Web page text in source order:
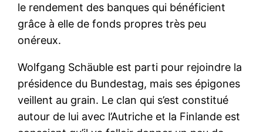
le rendement des banques qui bénéficient
grâce à elle de fonds propres très peu
onéreux.
Wolfgang Schäuble est parti pour rejoindre la
présidence du Bundestag, mais ses épigones
veillent au grain. Le clan qui s’est constitué
autour de lui avec l’Autriche et la Finlande est